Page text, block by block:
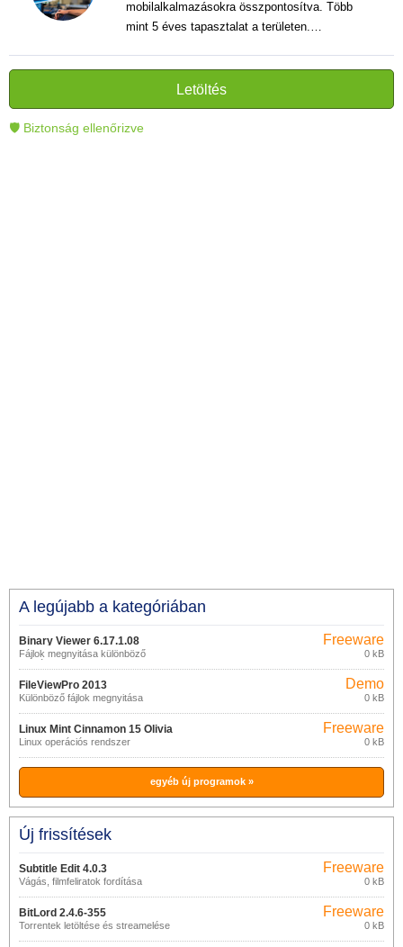
mobilalkalmazásokra összpontosítva. Több
mint 5 éves tapasztalat a területen.
és informatív szövegek alkotója, amelyek
segítik az olvasókat a modern technológia jobb
megértésében és használatában.
Letöltés
🛡 Biztonság ellenőrizve
A legújabb a kategóriában
Binary Viewer 6.17.1.08
Fájlok megnyitása különböző
formátumokban
Freeware
0 kB
FileViewPro 2013
Különböző fájlok megnyitása
Demo
0 kB
Linux Mint Cinnamon 15 Olivia
Linux operációs rendszer
Freeware
0 kB
egyéb új programok »
Új frissítések
Subtitle Edit 4.0.3
Vágás, filmfeliratok fordítása
Freeware
0 kB
BitLord 2.4.6-355
Torrentek letöltése és streamelése
Freeware
0 kB